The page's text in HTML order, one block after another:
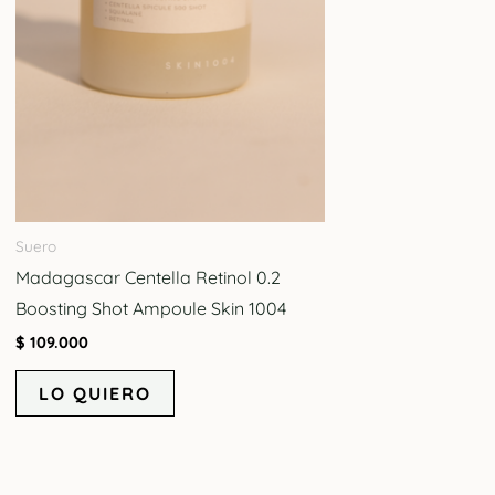
Suero
Madagascar Centella Retinol 0.2
Boosting Shot Ampoule Skin 1004
$ 109.000
LO QUIERO